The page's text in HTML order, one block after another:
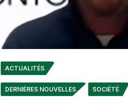
ACTUALITÉS
DERNIÉRES NOUVELLES SOCIÉTÉ